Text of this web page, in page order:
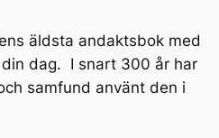
äldsta andaktsbok med
dag. I snart 300 år har
samfund använt den i